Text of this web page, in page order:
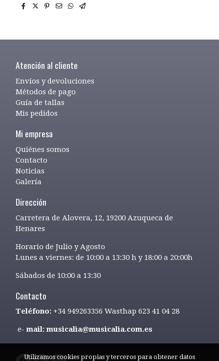
Atención al cliente
Envíos y devoluciones
Métodos de pago
Guía de tallas
Mis pedidos
Mi empresa
Quiénes somos
Contacto
Noticias
Galería
Dirección
Carretera de Alovera, 12, 19200 Azuqueca de
Henares
Horario de Julio y Agosto
Lunes a viernes: de 10:00 a 13:30 h y 18:00 a 20:00h
Sábados de 10:00 a 13:30
Contacto
Teléfono: +34 949263356 Wasthap 623 41 04 28
e-mail: musicalia@musicalia.com.es
Utilizamos cookies propias y terceros para obtener datos